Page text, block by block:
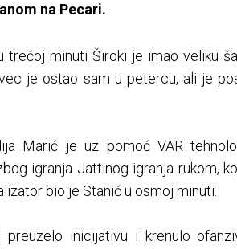
na Pecari.
trećoj minuti Široki je imao veliku
je ostao sam u petercu, ali je
Marić je uz pomoć VAR
igranja Jattinog igranja rukom,
bio je Stanić u osmoj minuti.
inicijativu i krenulo